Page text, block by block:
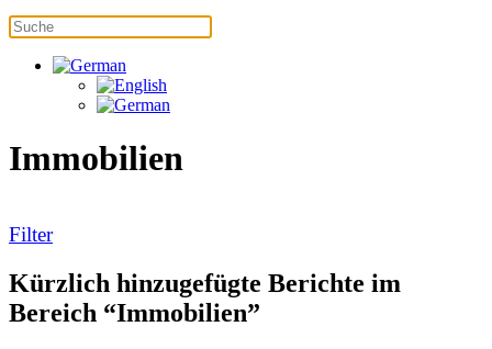
Immobilien
Filter
Kürzlich hinzugefügte Berichte im
Bereich “Immobilien”